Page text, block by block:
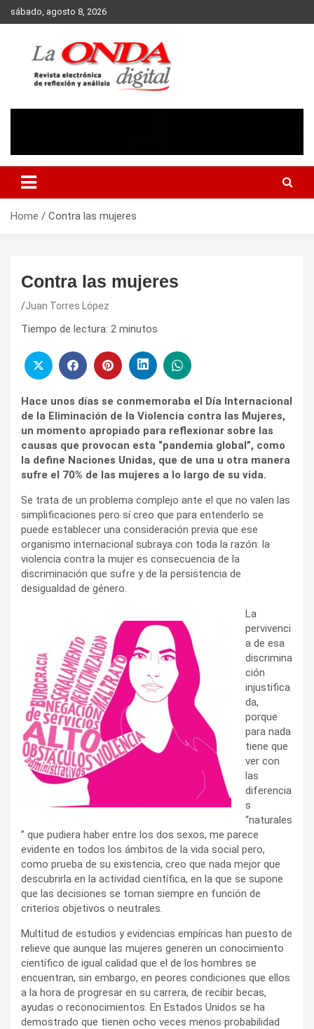
Skip
to
sábado, agosto 8, 2026
Home Contra las mujeres
Contra las mujeres
Juan Torres López
Tiempo de lectura: 2 minutos
Hace unos días se conmemoraba el Día Internacional
de la Eliminación de la Violencia contra las Mujeres,
un momento apropiado para reflexionar sobre las
causas que provocan esta “pandemia global”, como
la define Naciones Unidas, que de una u otra manera
sufre el 70% de las mujeres a lo largo de su vida.
Se trata de un problema complejo ante el que no valen las
simplificaciones pero sí creo que para entenderlo se
puede establecer una consideración previa que ese
organismo internacional subraya con toda la razón: la
violencia contra la mujer es consecuencia de la
discriminación que sufre y de la persistencia de
desigualdad de género.
La
pervivenci
a de esa
discrimina
ción
injustifica
da,
porque
para nada
tiene que
ver con
las
diferencia
s
“naturales
” que pudiera haber entre los dos sexos, me parece
evidente en todos los ámbitos de la vida social pero,
como prueba de su existencia, creo que nada mejor que
descubrirla en la actividad científica, en la que se supone
que las decisiones se toman siempre en función de
criterios objetivos o neutrales.
Multitud de estudios y evidencias empíricas han puesto de
relieve que aunque las mujeres generen un conocimiento
científico de igual calidad que el de los hombres se
encuentran, sin embargo, en peores condiciones que ellos
a la hora de progresar en su carrera, de recibir becas,
ayudas o reconocimientos. En Estados Unidos se ha
demostrado que tienen ocho veces menos probabilidad